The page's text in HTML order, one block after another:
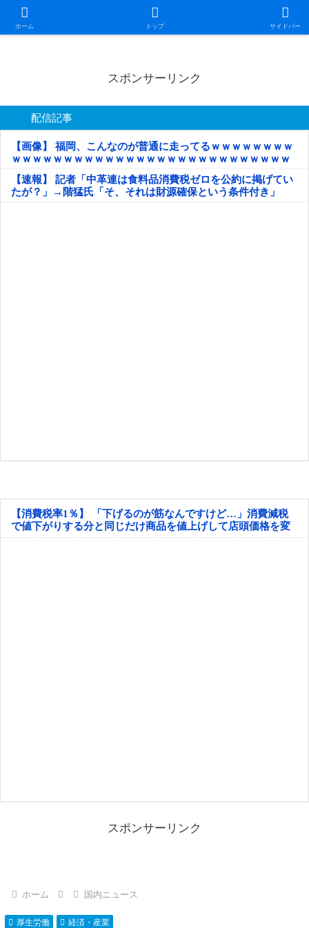
ホーム トップ サイドバー
日本第一！ニュース録
スポンサーリンク
配信記事
【画像】 福岡、こんなのが普通に走ってるｗｗｗｗｗｗｗｗ
ｗｗｗｗｗｗｗｗｗｗｗｗｗｗｗｗｗｗｗｗｗｗｗｗｗｗｗ
ｗｗｗｗｗ
【速報】 記者「中革連は食料品消費税ゼロを公約に掲げてい
たが？」→階猛氏「そ、それは財源確保という条件付き」
【消費税率1％】 「下げるのが筋なんですけど…」消費減税
で値下がりする分と同じだけ商品を値上げして店頭価格を変
えない店も
スポンサーリンク
ホーム 国内ニュース
厚生労働 経済・産業